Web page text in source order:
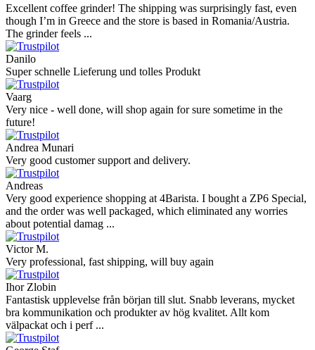
Excellent coffee grinder! The shipping was surprisingly fast, even
though I’m in Greece and the store is based in Romania/Austria.
The grinder feels ...
Danilo
Super schnelle Lieferung und tolles Produkt
Vaarg
Very nice - well done, will shop again for sure sometime in the
future!
Andrea Munari
Very good customer support and delivery.
Andreas
Very good experience shopping at 4Barista. I bought a ZP6 Special,
and the order was well packaged, which eliminated any worries
about potential damag ...
Victor M.
Very professional, fast shipping, will buy again
Ihor Zlobin
Fantastisk upplevelse från början till slut. Snabb leverans, mycket
bra kommunikation och produkter av hög kvalitet. Allt kom
välpackat och i perf ...